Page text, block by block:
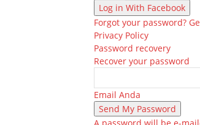
Log in With Facebook
Forgot your password?
Privacy Policy
Password recovery
Recover your password
Email Anda